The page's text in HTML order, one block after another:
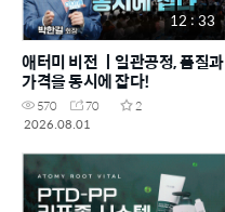
12 : 33
애터미 비전 ㅣ일관공정, 품질과
가격을 동시에 잡다!
570 70
2
2026.08.01